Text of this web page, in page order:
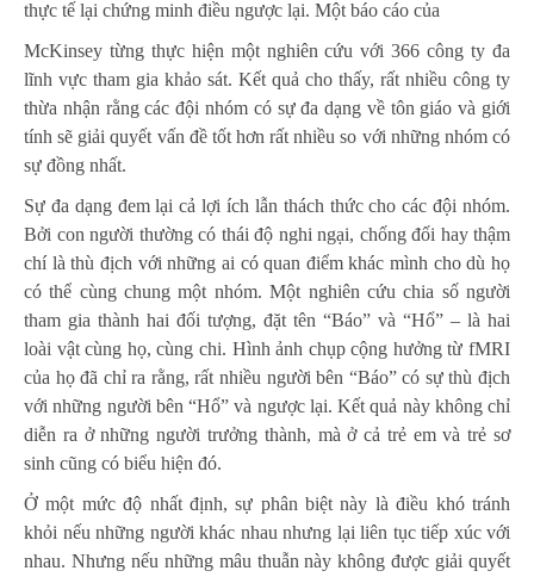
thực tế lại chứng minh điều ngược lại. Một báo cáo của
McKinsey từng thực hiện một nghiên cứu với 366 công ty đa
lĩnh vực tham gia khảo sát. Kết quả cho thấy, rất nhiều công ty
thừa nhận rằng các đội nhóm có sự đa dạng về tôn giáo và giới
tính sẽ giải quyết vấn đề tốt hơn rất nhiều so với những nhóm có
sự đồng nhất.
Sự đa dạng đem lại cả lợi ích lẫn thách thức cho các đội nhóm.
Bởi con người thường có thái độ nghi ngại, chống đối hay thậm
chí là thù địch với những ai có quan điểm khác mình cho dù họ
có thể cùng chung một nhóm. Một nghiên cứu chia số người
tham gia thành hai đối tượng, đặt tên “Báo” và “Hổ” – là hai
loài vật cùng họ, cùng chi. Hình ảnh chụp cộng hưởng từ fMRI
của họ đã chỉ ra rằng, rất nhiều người bên “Báo” có sự thù địch
với những người bên “Hổ” và ngược lại. Kết quả này không chỉ
diễn ra ở những người trưởng thành, mà ở cả trẻ em và trẻ sơ
sinh cũng có biểu hiện đó.
Ở một mức độ nhất định, sự phân biệt này là điều khó tránh
khỏi nếu những người khác nhau nhưng lại liên tục tiếp xúc với
nhau. Nhưng nếu những mâu thuẫn này không được giải quyết